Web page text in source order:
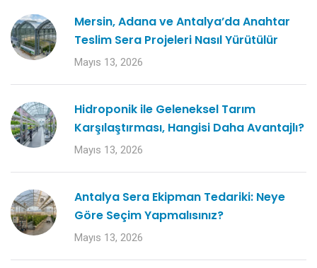
Mersin, Adana ve Antalya’da Anahtar
Teslim Sera Projeleri Nasıl Yürütülür
Mayıs 13, 2026
Hidroponik ile Geleneksel Tarım
Karşılaştırması, Hangisi Daha Avantajlı?
Mayıs 13, 2026
Antalya Sera Ekipman Tedariki: Neye
Göre Seçim Yapmalısınız?
Mayıs 13, 2026